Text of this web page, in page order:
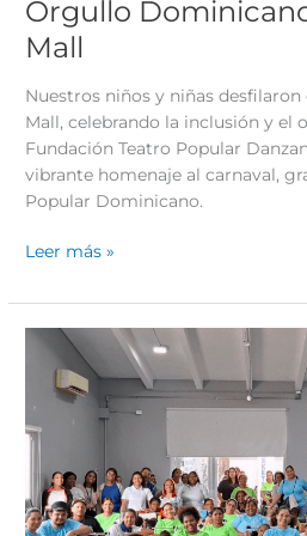
Orgullo
Mall
Nuestros niños y niñas
Mall, celebrando la inclusión y el
Fundación Teatro Popular
vibrante homenaje al carnaval,
Popular Dominicano.
Leer más »
Judo
para
todos
a
Federación
Dominicana